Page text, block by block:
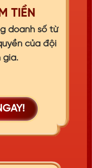
TIỀN
doanh số từ
của đội
gia.